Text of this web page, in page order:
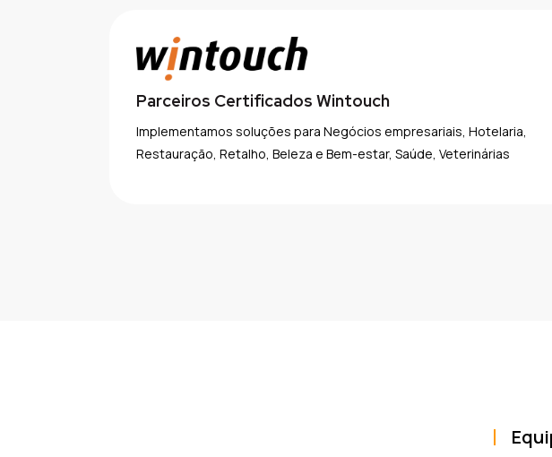
Parceiros Certificados Wintouch
Implementamos soluções para Negócios empresariais, Hotelaria,
Restauração, Retalho, Beleza e Bem-estar, Saúde, Veterinárias